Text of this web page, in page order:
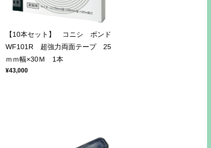
【10本セット】 コニシ ボンド
WF101R 超強力両面テープ 25
ｍｍ幅×30Ｍ 1本
¥43,000